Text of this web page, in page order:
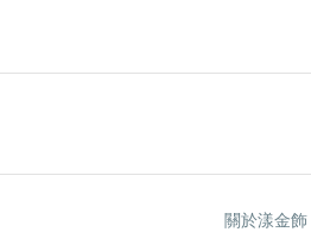
關於漾金飾